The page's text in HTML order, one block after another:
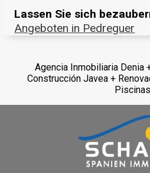
Lassen Sie sich
Angeboten in Pedreguer
Agencia Inmobiliaria Denia
Construcción Javea +
Piscinas